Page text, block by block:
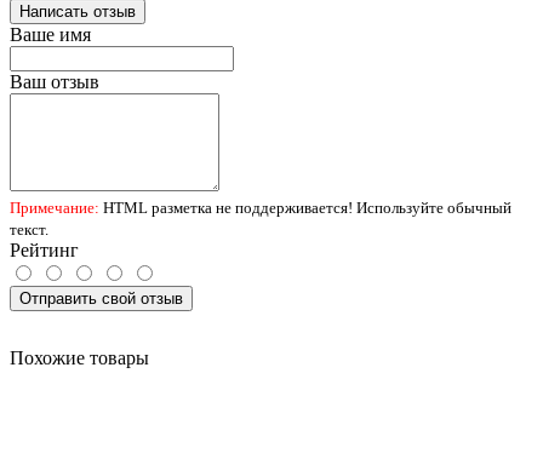
Написать отзыв
Ваше имя
Ваш отзыв
Примечание: HTML разметка не поддерживается! Используйте обычный
текст.
Рейтинг
Отправить свой отзыв
Похожие товары